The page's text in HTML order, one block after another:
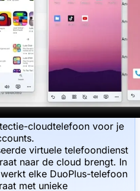
cloudtelefoon voor je
virtuele telefoondienst
naar de cloud brengt. In
elke DuoPlus-telefoon
met unieke